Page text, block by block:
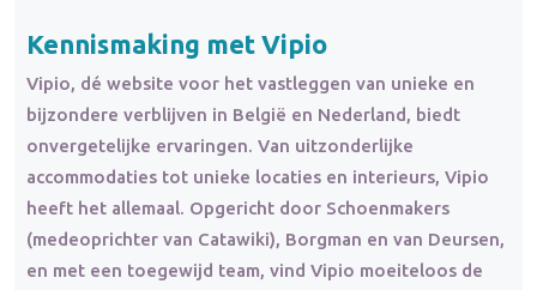
Kennismaking met Vipio
Vipio, dé website voor het vastleggen van unieke en
bijzondere verblijven in België en Nederland, biedt
onvergetelijke ervaringen. Van uitzonderlijke
accommodaties tot unieke locaties en interieurs, Vipio
heeft het allemaal. Opgericht door Schoenmakers
(medeoprichter van Catawiki), Borgman en van Deursen,
en met een toegewijd team, vind Vipio moeiteloos de